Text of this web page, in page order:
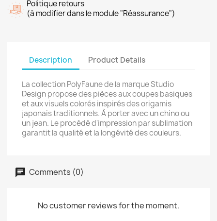
Politique retours
(à modifier dans le module "Réassurance")
Description Product Details
La collection PolyFaune de la marque Studio
Design propose des pièces aux coupes basiques
et aux visuels colorés inspirés des origamis
japonais traditionnels. À porter avec un chino ou
un jean. Le procédé d'impression par sublimation
garantit la qualité et la longévité des couleurs.
Comments (0)
No customer reviews for the moment.